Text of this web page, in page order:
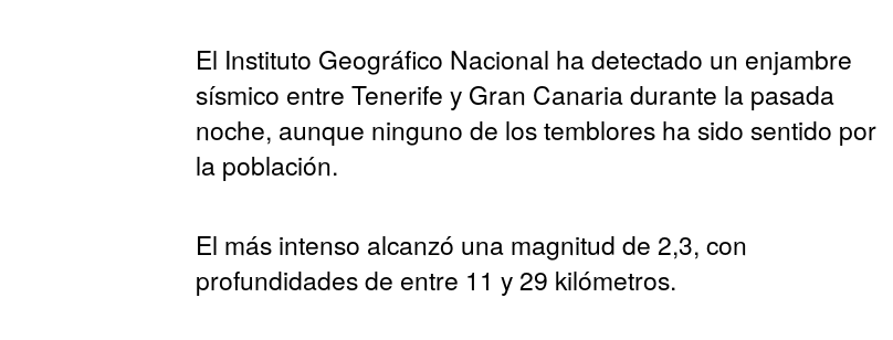
El Instituto Geográfico Nacional ha detectado un enjambre
sísmico entre Tenerife y Gran Canaria durante la pasada
noche, aunque ninguno de los temblores ha sido sentido por
la población.
El más intenso alcanzó una magnitud de 2,3, con
profundidades de entre 11 y 29 kilómetros.